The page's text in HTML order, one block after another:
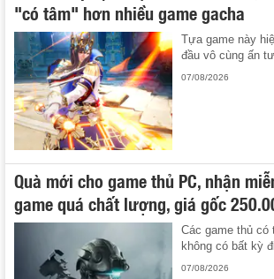
"có tâm" hơn nhiều game gacha
Tựa game này
đầu vô cùng ấn
07/08/2026
Quà mới cho game thủ PC, nhận
game quá chất lượng, giá gốc
Các game thủ có
không có bất kỳ
07/08/2026